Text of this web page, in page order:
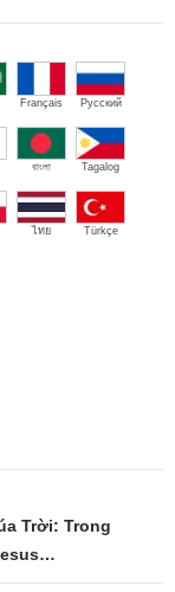
Français Русский
বাংলা Tagalog
ไทย Türkçe
Trời: Trong